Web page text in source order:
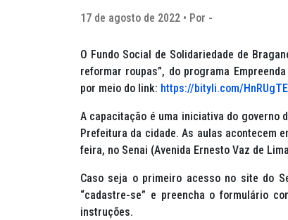
17 de agosto de 2022 • Por -
O Fundo Social de Solidariedade de
reformar roupas”, do programa
por meio do link: https://bityli.com/HnRUgTE
A capacitação é uma iniciativa do governo
Prefeitura da cidade. As aulas acontecem
feira, no Senai (Avenida Ernesto Vaz de
Caso seja o primeiro acesso no site do
“cadastre-se” e preencha o formulário
instruções.